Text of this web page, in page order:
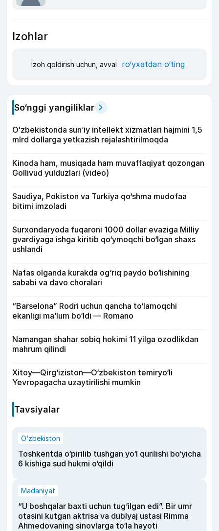
Izohlar
Izoh qoldirish uchun, avval ro‘yxatdan o‘ting
So‘nggi yangiliklar
Oʻzbekistonda sunʼiy intellekt xizmatlari hajmini 1,5
mlrd dollarga yetkazish rejalashtirilmoqda
Kinoda ham, musiqada ham muvaffaqiyat qozongan
Gollivud yulduzlari (video)
Saudiya, Pokiston va Turkiya qo‘shma mudofaa
bitimi imzoladi
Surxondaryoda fuqaroni 1000 dollar evaziga Milliy
gvardiyaga ishga kiritib qo‘ymoqchi bo‘lgan shaxs
ushlandi
Nafas olganda kurakda og‘riq paydo bo‘lishining
sababi va davo choralari
“Barselona” Rodri uchun qancha to‘lamoqchi
ekanligi ma’lum bo‘ldi — Romano
Namangan shahar sobiq hokimi 11 yilga ozodlikdan
mahrum qilindi
Xitoy—Qirg‘iziston—O‘zbekiston temiryo‘li
Yevropagacha uzaytirilishi mumkin
Tavsiyalar
O‘zbekiston
Toshkentda o‘pirilib tushgan yo‘l qurilishi bo‘yicha
6 kishiga sud hukmi o‘qildi
Madaniyat
“U boshqalar baxti uchun tug‘ilgan edi”. Bir umr
otasini kutgan aktrisa va dublyaj ustasi Rimma
Ahmedovaning sinovlarga to‘la hayoti